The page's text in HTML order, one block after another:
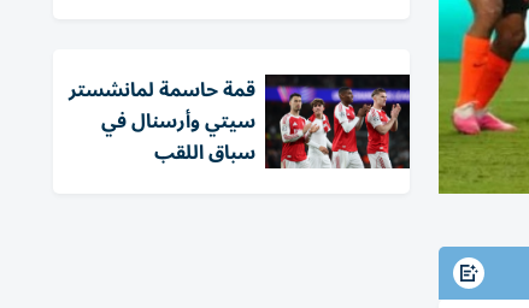
قمة حاسمة لمانشستر
سيتي وأرسنال في
سباق اللقب